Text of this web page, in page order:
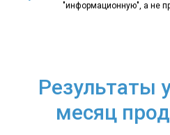
"информационную", а не
Результаты
месяц